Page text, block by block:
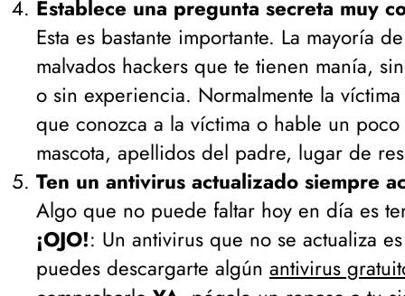
Establece una pregunta secreta muy
Esta es bastante importante. La mayoría
malvados hackers que te tienen manía,
o sin experiencia. Normalmente la
que conozca a la víctima o hable un
mascota, apellidos del padre, lugar de
Ten un antivirus actualizado siempre
Algo que no puede faltar hoy en día es
¡OJO!: Un antivirus que no se actualiza
puedes descargarte algún antivirus